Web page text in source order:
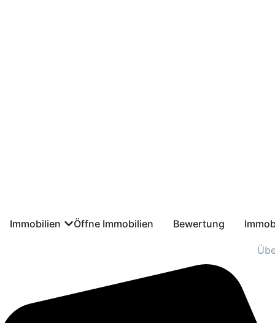
Immobilien Öffne Immobilien Bewertung